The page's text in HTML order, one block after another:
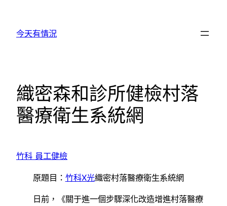
今天有情況
織密森和診所健檢村落
醫療衛生系統網
竹科 員工健檢
原題目： 竹科X光織密村落醫療衛生系統網
日前，《關于進一個步驟深化改造增進村落醫療